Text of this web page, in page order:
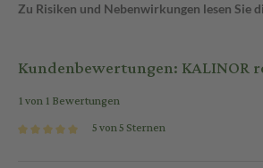
Zu Risiken und Nebenwirkungen lesen Sie
Kundenbewertungen: KALINOR
1 von 1 Bewertungen
5 von 5 Sternen